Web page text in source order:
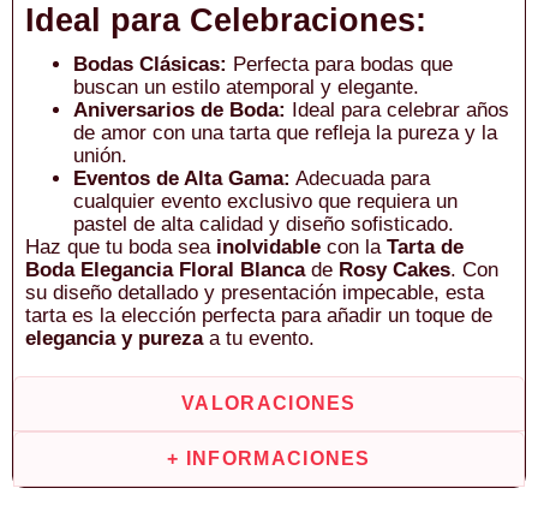
VALORACIONES
+ INFORMACIONES
Ideal para Celebraciones:
Bodas Clásicas: Perfecta para bodas que
buscan un estilo atemporal y elegante.
Aniversarios de Boda: Ideal para celebrar años
de amor con una tarta que refleja la pureza y la
unión.
Eventos de Alta Gama: Adecuada para
cualquier evento exclusivo que requiera un
pastel de alta calidad y diseño sofisticado.
Haz que tu boda sea inolvidable con la Tarta de
Boda Elegancia Floral Blancade Rosy Cakes. Con
su diseño detallado y presentación impecable, esta
tarta es la elección perfecta para añadir un toque de
elegancia y purezaa tu evento.